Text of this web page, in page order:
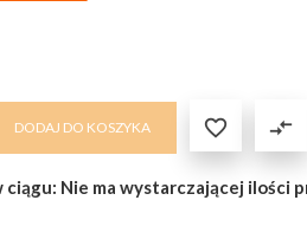
DODAJ DO KOSZYKA  compare_arrows
ciągu: Nie ma wystarczającej ilości